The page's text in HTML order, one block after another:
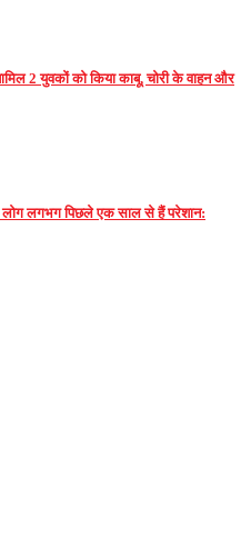
2 युवकों को किया काबू, चोरी के वाहन और
लोग लगभग पिछले एक साल से हैं परेशान: